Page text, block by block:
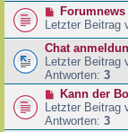
Letzter Beitrag
Chat
Letzter Beitrag
Antworten: 3
Kann der
Letzter Beitrag
Antworten: 3